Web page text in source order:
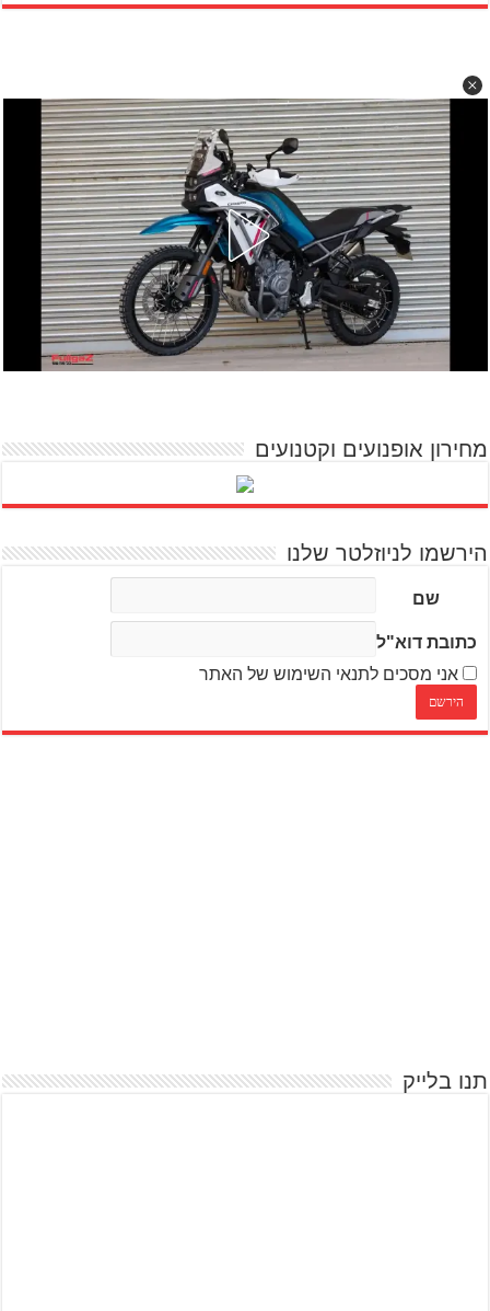
מחירון אופנועים וקטנועים
הירשמו לניוזלטר שלנו
שם
כתובת דוא"ל
אני מסכים לתנאי השימוש של האתר
תנו בלייק